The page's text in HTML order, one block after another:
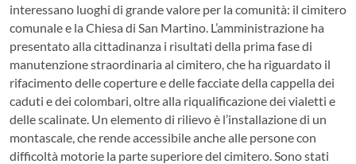
interessano luoghi di grande valore per la comunità: il cimitero
comunale e la Chiesa di San Martino. L’amministrazione ha
presentato alla cittadinanza i risultati della prima fase di
manutenzione straordinaria al cimitero, che ha riguardato il
rifacimento delle coperture e delle facciate della cappella dei
caduti e dei colombari, oltre alla riqualificazione dei vialetti e
delle scalinate. Un elemento di rilievo è l’installazione di un
montascale, che rende accessibile anche alle persone con
difficoltà motorie la parte superiore del cimitero. Sono stati